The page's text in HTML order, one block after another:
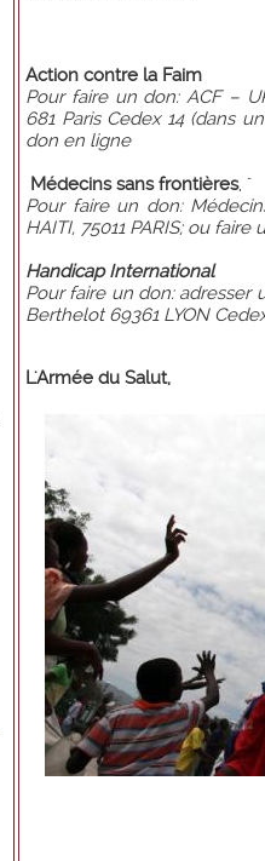
Action contre la Faim
Pour faire un don: ACF –
681 Paris Cedex 14 (dans
don en ligne
Médecins sans frontières, "
Pour faire un don:
HAITI, 75011 PARIS; ou faire
Handicap International
Pour faire un don: adresser
Berthelot 69361 LYON
L'Armée du Salut,